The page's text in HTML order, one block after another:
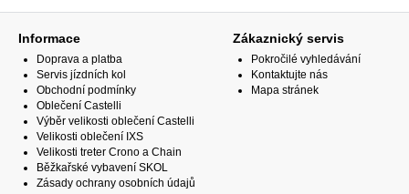
Informace
Doprava a platba
Servis jízdních kol
Obchodní podmínky
Oblečení Castelli
Výběr velikosti oblečení Castelli
Velikosti oblečení IXS
Velikosti treter Crono a Chain
Běžkařské vybavení SKOL
Zásady ochrany osobních údajů
Zákaznický servis
Pokročilé vyhledávání
Kontaktujte nás
Mapa stránek